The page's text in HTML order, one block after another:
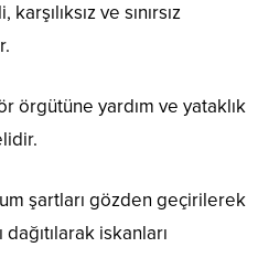
ve sınırsız
örgütüne yardım ve yataklık
şartları gözden geçirilerek
iskanları